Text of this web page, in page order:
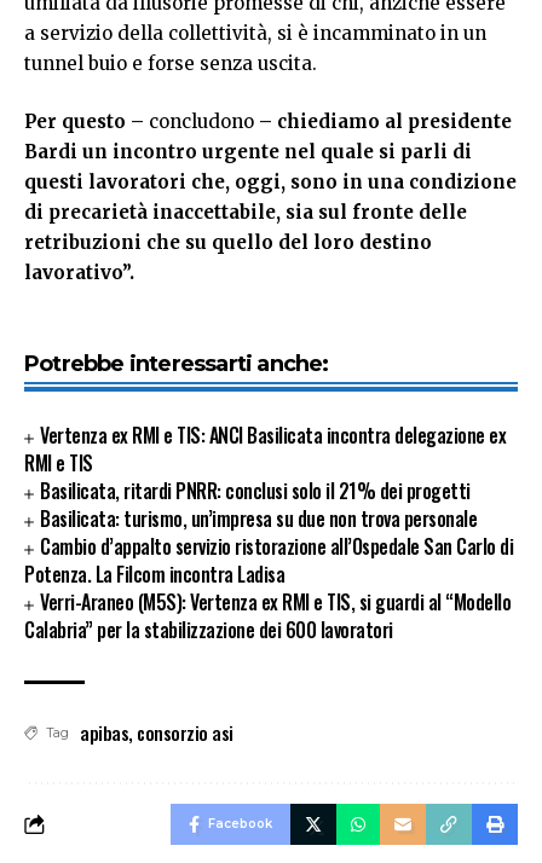
a servizio della collettività, si è incamminato in un
tunnel buio e forse senza uscita.
Per questo – concludono – chiediamo al presidente
Bardi un incontro urgente nel quale si parli di
questi lavoratori che, oggi, sono in una condizione
di precarietà inaccettabile, sia sul fronte delle
retribuzioni che su quello del loro destino
lavorativo”.
Potrebbe interessarti anche:
Vertenza ex RMI e TIS: ANCI Basilicata incontra delegazione ex
RMI e TIS
Basilicata, ritardi PNRR: conclusi solo il 21% dei progetti
Basilicata: turismo, un’impresa su due non trova personale
Cambio d’appalto servizio ristorazione all’Ospedale San Carlo di
Potenza. La Filcom incontra Ladisa
Verri-Araneo (M5S): Vertenza ex RMI e TIS, si guardi al “Modello
Calabria” per la stabilizzazione dei 600 lavoratori
Tag apibas, consorzio asi
Facebook